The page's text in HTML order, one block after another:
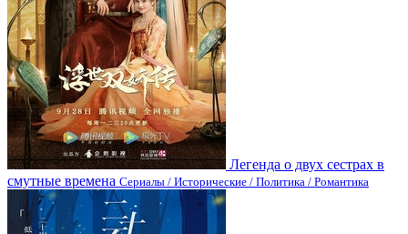
Легенда о двух сестрах в
смутные времена Сериалы / Исторические / Политика / Романтика